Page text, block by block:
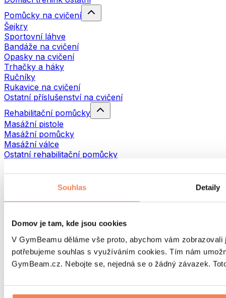
Souhlas Detaily
Domov je tam, kde jsou cookies
V GymBeamu děláme vše proto, abychom vám
potřebujeme souhlas s využíváním cookies. Tím nám
GymBeam.cz. Nebojte se, nejedná se o žádný závazek.
Pomůcky na cvičení
Šejkry
Sportovní láhve
Bandáže na cvičení
Opasky na cvičení
Trhačky a háky
Ručníky
Rukavice na cvičení
Ostatní příslušenství na cvičení
Rehabilitační pomůcky
Masážní pistole
Masážní pomůcky
Masážní válce
Ostatní rehabilitační pomůcky
Batohy
Běh
Bojové sporty
Cyklistika
Jóga a pilates
Otužování
Turistika